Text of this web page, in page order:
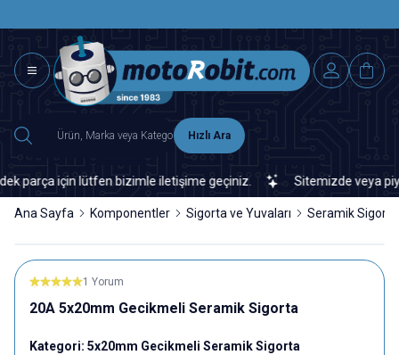
Hızlı Ara
için lütfen bizimle iletişime geçiniz. Sitemizde veya
Ana Sayfa Komponentler Sigorta ve Yuvaları Seramik Sigorta
1 Yorum
20A 5x20mm Gecikmeli Seramik Sigorta
Kategori: 5x20mm Gecikmeli Seramik Sigorta